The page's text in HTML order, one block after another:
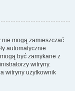
nie mogą zamieszczać
automatycznie
być zamykane z
witryny.
witryny użytkownik